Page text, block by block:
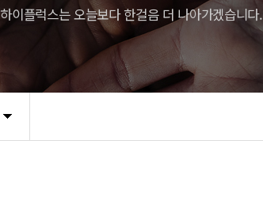
하이플럭스는 오늘보다 한걸음 더 나아가겠습니다.